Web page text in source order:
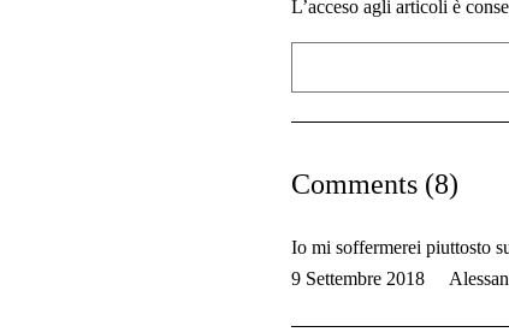
L’acceso agli articoli è
Comments (8)
Io mi soffermerei piuttosto
9 Settembre 2018